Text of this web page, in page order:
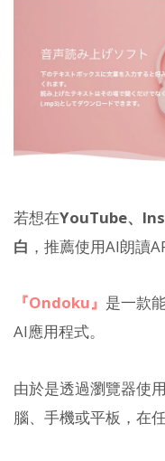
若想在YouTube、
白 ，推薦使用AI朗讀
『Ondoku』 是一款
AI應用程式。
由於是透過瀏覽器使
腦、手機或平板，在